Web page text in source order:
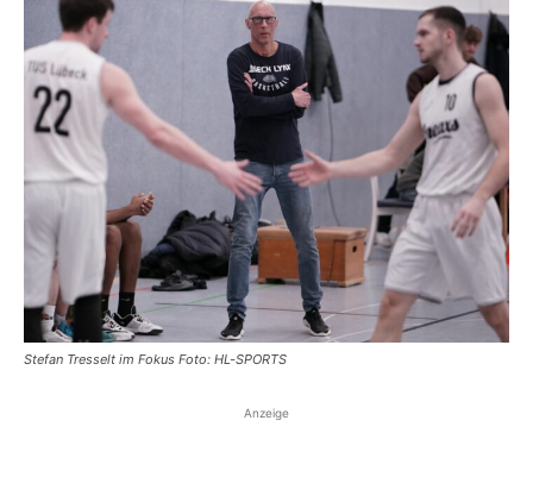
Stefan Tresselt im Fokus Foto: HL-SPORTS
Anzeige